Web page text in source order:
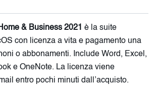
& Business 2021 è la suite
con licenza a vita e pagamento una
o abbonamenti. Include Word, Excel,
e OneNote. La licenza viene
entro pochi minuti dall’acquisto.